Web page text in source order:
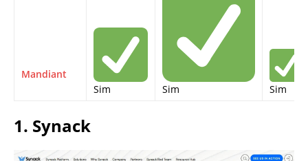
Mandiant
Sim
Sim Sim
1. Synack